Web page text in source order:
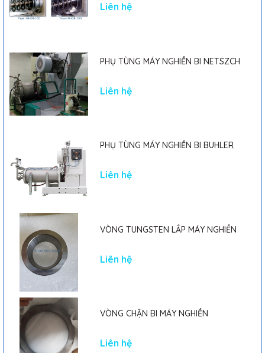
Liên hệ
PHỤ TÙNG MÁY NGHIỀN BI NETSZCH
Liên hệ
PHỤ TÙNG MÁY NGHIỀN BI BUHLER
Liên hệ
VÒNG TUNGSTEN LẮP MÁY NGHIỀN
Liên hệ
VÒNG CHẶN BI MÁY NGHIỀN
Liên hệ